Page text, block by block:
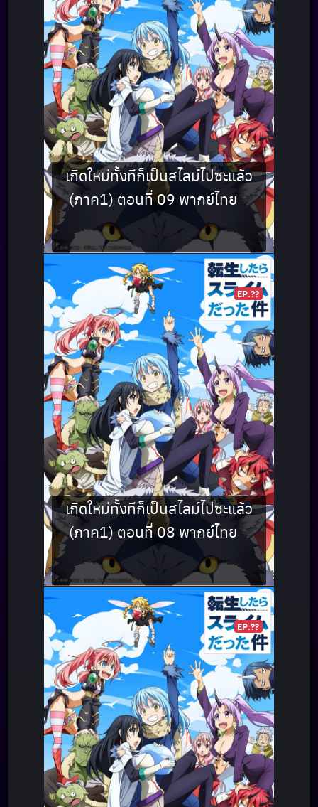
เกิดใหม่ทั้งทีก็เป็นสไลม์ไปซะแล้ว
(ภาค1) ตอนที่ 09 พากย์ไทย
EP.??
เกิดใหม่ทั้งทีก็เป็นสไลม์ไปซะแล้ว
(ภาค1) ตอนที่ 08 พากย์ไทย
EP.??